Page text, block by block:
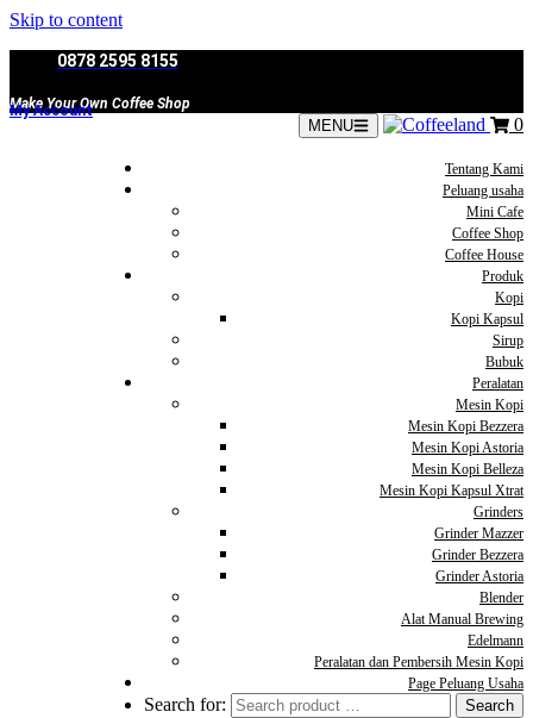
Skip to content
0878 2595 8155
Make Your Own Coffee Shop
My Account
MENU 0
Tentang Kami
Peluang usaha
Mini Cafe
Coffee Shop
Coffee House
Produk
Kopi
Kopi Kapsul
Sirup
Bubuk
Peralatan
Mesin Kopi
Mesin Kopi Bezzera
Mesin Kopi Astoria
Mesin Kopi Belleza
Mesin Kopi Kapsul Xtrat
Grinders
Grinder Mazzer
Grinder Bezzera
Grinder Astoria
Blender
Alat Manual Brewing
Edelmann
Peralatan dan Pembersih Mesin Kopi
Page Peluang Usaha
Search for: